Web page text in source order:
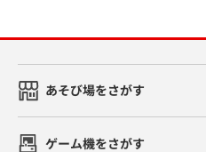
あそび場をさがす
ゲーム機をさがす